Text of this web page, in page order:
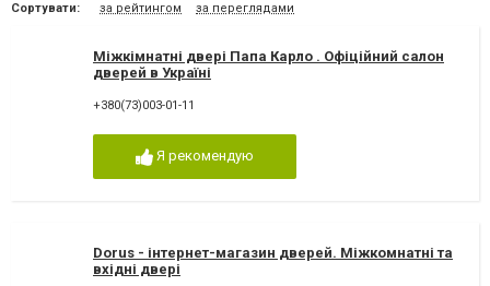
Сортувати: за рейтингом за переглядами
Міжкімнатні двері Папа Карло . Офіційний салон
дверей в Україні
+380(73)003-01-11
Я рекомендую
Dorus - інтернет-магазин дверей. Міжкомнатні та
вхідні двері